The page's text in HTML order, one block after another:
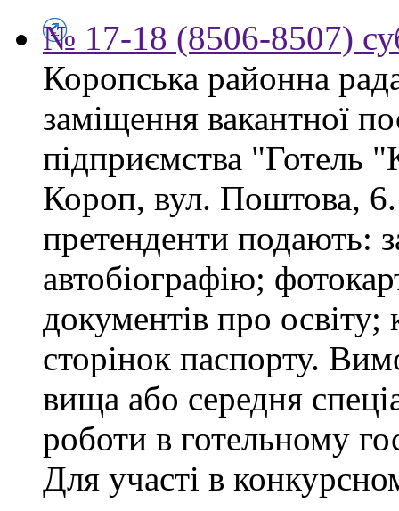
№ 17-18 (8506-8507)
Коропська районна
заміщення вакантної
підприємства "Готель
Короп, вул. Поштова, 6.
претенденти подають:
автобіографію;
документів про
сторінок паспорту.
вища або середня
роботи в готельному
Для участі в